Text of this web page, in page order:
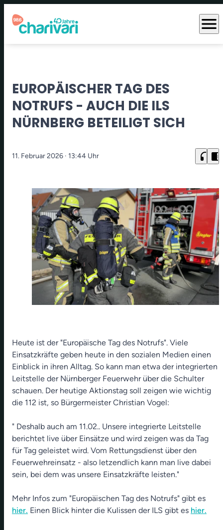
menu
EUROPÄISCHER TAG DES
NOTRUFS - AUCH DIE ILS
NÜRNBERG BETEILIGT SICH
11. Februar 2026 · 13:44 Uhr headphones chrome_reader_mode
Heute ist der "Europäische Tag des Notrufs". Viele
Einsatzkräfte geben heute in den sozialen Medien einen
Einblick in ihren Alltag. So kann man etwa der integrierten
Leitstelle der Nürnberger Feuerwehr über die Schulter
schauen. Der heutige Aktionstag soll zeigen wie wichtig
die 112 ist, so Bürgermeister Christian Vogel:
" Deshalb auch am 11.02.. Unsere integrierte Leitstelle
berichtet live über Einsätze und wird zeigen was da Tag
für Tag geleistet wird. Vom Rettungsdienst über den
Feuerwehreinsatz - also letzendlich kann man live dabei
sein, bei dem was unsere Einsatzkräfte leisten."
Mehr Infos zum "Europäischen Tag des Notrufs" gibt es
hier. Einen Blick hinter die Kulissen der ILS gibt es hier.